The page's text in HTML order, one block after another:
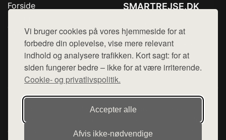
Vi bruger cookies på vores hjemmeside for at
forbedre din oplevelse, vise mere relevant
indhold og analysere trafikken. Kort sagt: for at
siden fungerer bedre – ikke for at være irriterende.
Cookie- og privatlivspolitik.
Accepter alle
Afvis ikke‑nødvendige
Forside
Top Rabatter
Kontakt
SMARTREJSE.DK
Mail: hej@want.dk
Cookie- og privatlivspolitik
Denne side er en del af want.dk, der udgiver en række
hjemmesider med præsentation af forskellige produkter fra
diverse webshops. Der sælges ikke varer fra denne side - vi